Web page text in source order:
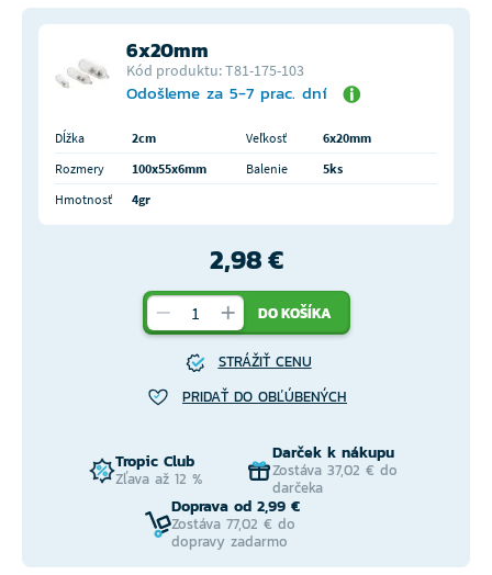
6x20mm
Kód produktu: T81-175-103
Odošleme za 5-7 prac. dní
Dĺžka 2cm Veľkosť
6x20mm
Rozmery
100x55x6mm Balenie
5ks
Hmotnosť
4gr
2,98 €
DO KOŠÍKA
STRÁŽIŤ CENU
PRIDAŤ DO OBĽÚBENÝCH
Tropic Club
Zľava až 12 %
Darček k nákupu
Zostáva 37,02 € do
darčeka
Doprava od 2,99 €
Zostáva 77,02 € do
dopravy zadarmo